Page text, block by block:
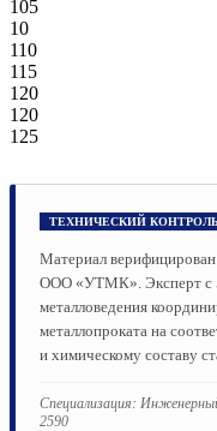
105
10
110
115
120
120
125
ТЕХНИЧЕСКИЙ КОНТРОЛЬ
Материал
ООО «УТМК». Эксперт с
металловедения
металлопроката на
и химическому составу
Специализация:
2590